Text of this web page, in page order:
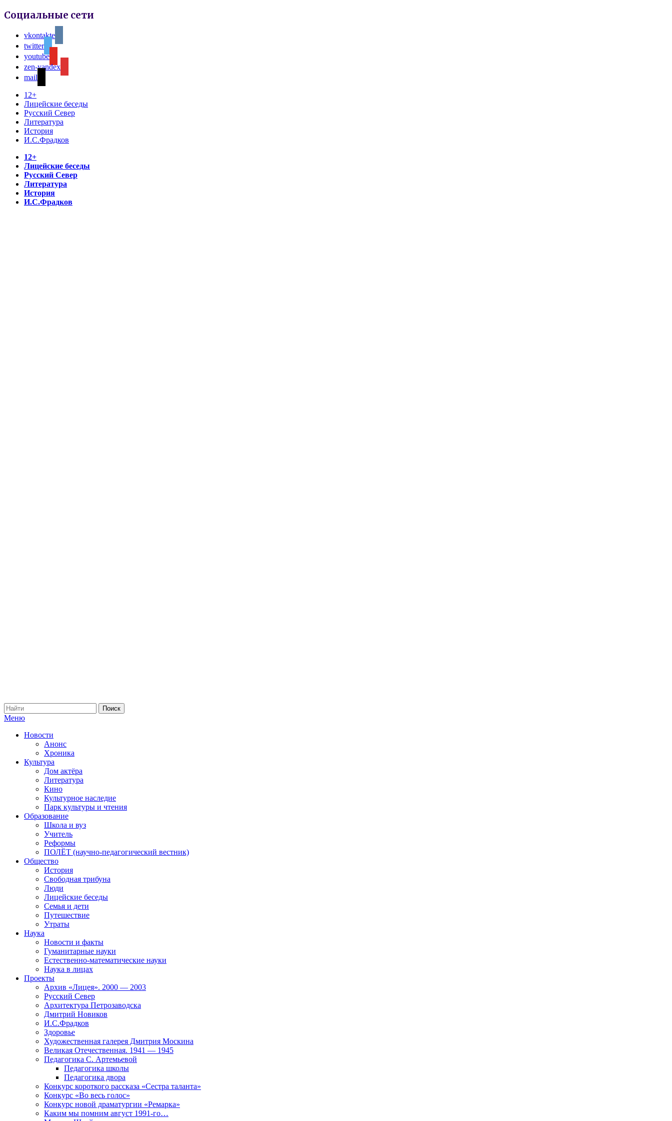
Социальные сети
vkontakte
twitter
youtube
zen-yandex
mail
12+
Лицейские беседы
Русский Север
Литература
История
И.С.Фрадков
12+
Лицейские беседы
Русский Север
Литература
История
И.С.Фрадков
Меню
Новости
Анонс
Хроника
Культура
Дом актёра
Литература
Кино
Культурное наследие
Парк культуры и чтения
Образование
Школа и вуз
Учитель
Реформы
ПОЛЁТ (научно-педагогический вестник)
Общество
История
Свободная трибуна
Люди
Лицейские беседы
Семья и дети
Путешествие
Утраты
Наука
Новости и факты
Гуманитарные науки
Естественно-математические науки
Наука в лицах
Проекты
Архив «Лицея». 2000 — 2003
Русский Север
Архитектура Петрозаводска
Дмитрий Новиков
И.С.Фрадков
Здоровье
Художественная галерея Дмитрия Москина
Великая Отечественная. 1941 — 1945
Педагогика С. Артемьевой
Педагогика школы
Педагогика двора
Конкурс короткого рассказа «Сестра таланта»
Конкурс «Во весь голос»
Конкурс новой драматургии «Ремарка»
Каким мы помним август 1991-го…